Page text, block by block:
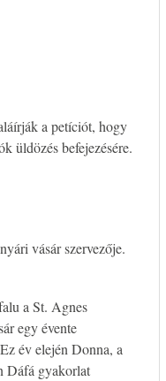
a petíciót, hogy
üldözés befejezésére.
vásár szervezője.
a St. Agnes
egy évente
év elején Donna, a
Dáfá gyakorlat